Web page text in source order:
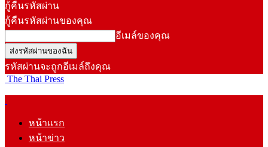
กู้คืนรหัสผ่าน
กู้คืนรหัสผ่านของคุณ
อีเมล์ของคุณ
รหัสผ่านจะถูกอีเมล์ถึงคุณ
The Thai Press
หน้าแรก
หน้าข่าว